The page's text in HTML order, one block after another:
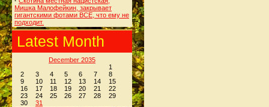
Мишка Малофейкин, закрывает
гигантскими фотами ВСЁ, что ему не
подходит.
Latest Month
December 2035
1
2
3 4 5 6 7
8
9
10 11 12 13 14
15
16
17 18 19 20 21
22
23
24 25 26 27 28
29
30
31